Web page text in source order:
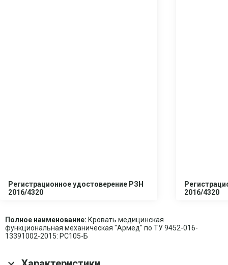
Регистрационное удостоверение РЗН
2016/4320
2016/4320
Полное наименование: Кровать медицинская
функциональная механическая "Армед" по ТУ 9452-016-
13391002-2015: РС105-Б